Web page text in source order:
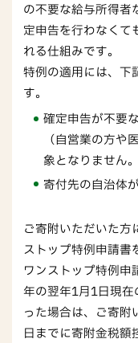
の不要な給与所得者
定申告を行わなくて
れる仕組みです。
特例の適用には、下
す。
確定申告が不要
（自営業の方や
象となりません。
寄付先の自治体
ご寄附いただいた方
ストップ特例申請書
ワンストップ特例申
年の翌年1月1日現
った場合は、ご寄
日までに寄附金税額